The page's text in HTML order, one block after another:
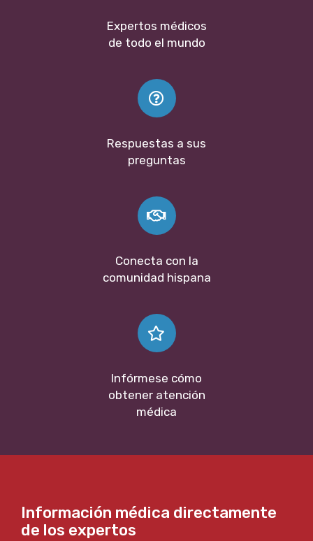
Expertos médicos
de todo el mundo
Respuestas a sus
preguntas
Conecta con la
comunidad hispana
Infórmese cómo
obtener atención
médica
Información médica directamente
de los expertos